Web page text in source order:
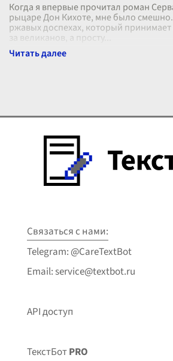
Когда я впервые прочитал роман
рыцаре Дон Кихоте, мне было смешно.
ржавых доспехах, который
за великанов, а просту...
Связаться с нами:
Telegram: @CareTextBot
Email: service@textbot.ru
API доступ
ТекстБотPRO